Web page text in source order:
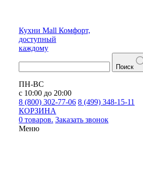
Кухни Mall Комфорт,
доступный
каждому
Поиск
ПН-ВС
с 10:00 до 20:00
8 (800) 302-77-06 8 (499) 348-15-11
КОРЗИНА
0 товаров. Заказать звонок
Меню